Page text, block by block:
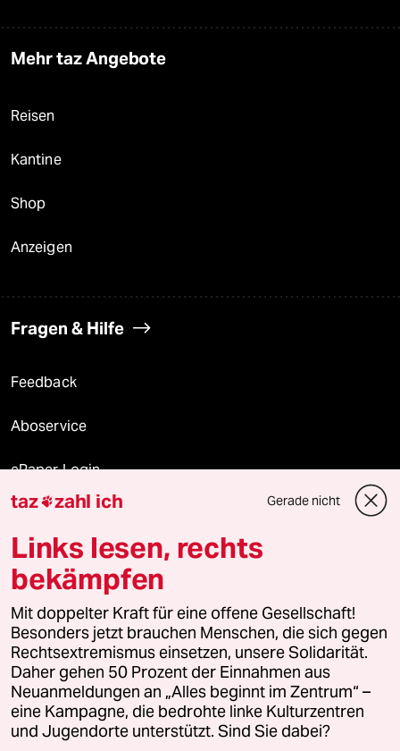
Mehr taz Angebote
Reisen
Kantine
Shop
Anzeigen
Fragen & Hilfe
Feedback
Aboservice
ePaper Login
Downloads für Abonnierende
© 2026 taz Verlags und Vertriebs GmbH
Alle Rechte vorbehalten. Bei rechtlichen Fragen oder für Genehmigungen
wenden Sie sich bitte an
lizenzen@taz.de
Feedback Redaktionsstatut Kommune-Richtlinien
Leitlinie Informant Datenschutz Impressum AGB
taz zahl ich Gerade nicht
Links lesen, rechts
bekämpfen
Mit doppelter Kraft für eine offene Gesellschaft!
Besonders jetzt brauchen Menschen, die sich gegen
Rechtsextremismus einsetzen, unsere Solidarität.
Daher gehen 50 Prozent der Einnahmen aus
Neuanmeldungen an „Alles beginnt im Zentrum“ –
eine Kampagne, die bedrohte linke Kulturzentren
und Jugendorte unterstützt. Sind Sie dabei?